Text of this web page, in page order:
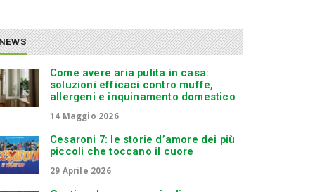
Come avere aria pulita in casa:
soluzioni efficaci contro muffe,
allergeni e inquinamento domestico
14 Maggio 2026
Cesaroni 7: le storie d’amore dei più
piccoli che toccano il cuore
29 Aprile 2026